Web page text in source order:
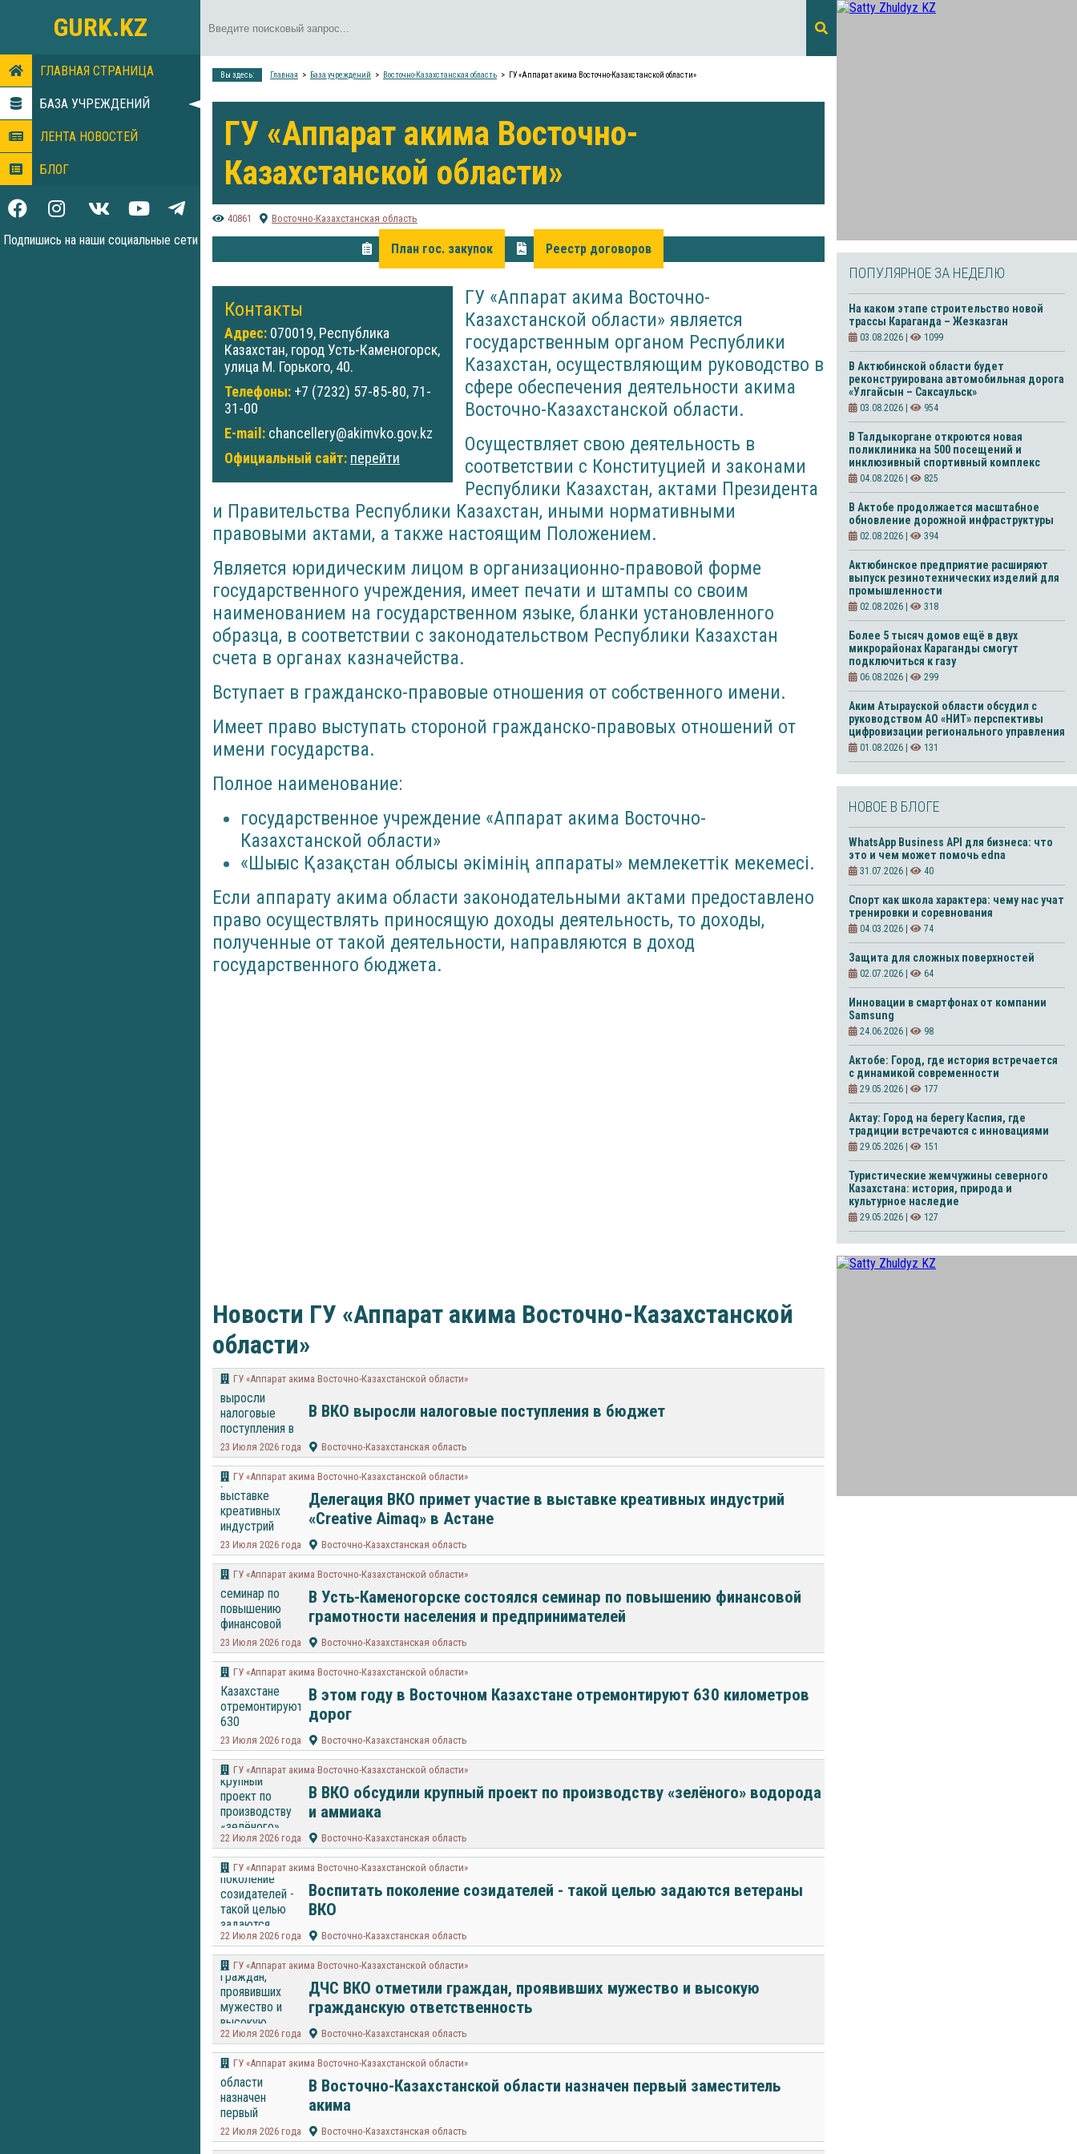
GURK.KZ
ГЛАВНАЯ СТРАНИЦА
БАЗА УЧРЕЖДЕНИЙ
ЛЕНТА НОВОСТЕЙ
БЛОГ
Подпишись на наши социальные сети
Вы здесь: Главная База учреждений Восточно-Казахстанская область ГУ «Аппарат акима Восточно-Казахстанской области»
ГУ «Аппарат акима Восточно-
Казахстанской области»
40861 Восточно-Казахстанская область
План гос. закупок Реестр договоров
Контакты
Адрес: 070019, Республика
Казахстан, город Усть-Каменогорск,
улица М. Горького, 40.
Телефоны: +7 (7232) 57-85-80, 71-
31-00
E-mail: chancellery@akimvko.gov.kz
Официальный сайт: перейти
ГУ «Аппарат акима Восточно-
Казахстанской области» является
государственным органом Республики
Казахстан, осуществляющим руководство в
сфере обеспечения деятельности акима
Восточно-Казахстанской области.
Осуществляет свою деятельность в
соответствии с Конституцией и законами
Республики Казахстан, актами Президента
и Правительства Республики Казахстан, иными нормативными
правовыми актами, а также настоящим Положением.
Является юридическим лицом в организационно-правовой форме
государственного учреждения, имеет печати и штампы со своим
наименованием на государственном языке, бланки установленного
образца, в соответствии с законодательством Республики Казахстан
счета в органах казначейства.
Вступает в гражданско-правовые отношения от собственного имени.
Имеет право выступать стороной гражданско-правовых отношений от
имени государства.
Полное наименование:
государственное учреждение «Аппарат акима Восточно-
Казахстанской области»
«Шығыс Қазақстан облысы әкімінің аппараты» мемлекеттік мекемесі.
Если аппарату акима области законодательными актами предоставлено
право осуществлять приносящую доходы деятельность, то доходы,
полученные от такой деятельности, направляются в доход
государственного бюджета.
Новости ГУ «Аппарат акима Восточно-Казахстанской
области»
ГУ «Аппарат акима Восточно-Казахстанской области»
В ВКО выросли налоговые поступления в бюджет
23 Июля 2026 года Восточно-Казахстанская область
ГУ «Аппарат акима Восточно-Казахстанской области»
Делегация ВКО примет участие в выставке креативных индустрий
«Creative Aimaq» в Астане
23 Июля 2026 года Восточно-Казахстанская область
ГУ «Аппарат акима Восточно-Казахстанской области»
В Усть-Каменогорске состоялся семинар по повышению финансовой
грамотности населения и предпринимателей
23 Июля 2026 года Восточно-Казахстанская область
ГУ «Аппарат акима Восточно-Казахстанской области»
В этом году в Восточном Казахстане отремонтируют 630 километров
дорог
23 Июля 2026 года Восточно-Казахстанская область
ГУ «Аппарат акима Восточно-Казахстанской области»
В ВКО обсудили крупный проект по производству «зелёного» водорода
и аммиака
22 Июля 2026 года Восточно-Казахстанская область
ГУ «Аппарат акима Восточно-Казахстанской области»
Воспитать поколение созидателей - такой целью задаются ветераны
ВКО
22 Июля 2026 года Восточно-Казахстанская область
ГУ «Аппарат акима Восточно-Казахстанской области»
ДЧС ВКО отметили граждан, проявивших мужество и высокую
гражданскую ответственность
22 Июля 2026 года Восточно-Казахстанская область
ГУ «Аппарат акима Восточно-Казахстанской области»
В Восточно-Казахстанской области назначен первый заместитель
акима
22 Июля 2026 года Восточно-Казахстанская область
ПОПУЛЯРНОЕ ЗА НЕДЕЛЮ
На каком этапе строительство новой
трассы Караганда – Жезказган
03.08.2026 | 1099
В Актюбинской области будет
реконструирована автомобильная дорога
«Улгайсын – Саксаульск»
03.08.2026 | 954
В Талдыкоргане откроются новая
поликлиника на 500 посещений и
инклюзивный спортивный комплекс
04.08.2026 | 825
В Актобе продолжается масштабное
обновление дорожной инфраструктуры
02.08.2026 | 394
Актюбинское предприятие расширяют
выпуск резинотехнических изделий для
промышленности
02.08.2026 | 318
Более 5 тысяч домов ещё в двух
микрорайонах Караганды смогут
подключиться к газу
06.08.2026 | 299
Аким Атырауской области обсудил с
руководством АО «НИТ» перспективы
цифровизации регионального управления
01.08.2026 | 131
НОВОЕ В БЛОГЕ
WhatsApp Business API для бизнеса: что
это и чем может помочь edna
31.07.2026 | 40
Спорт как школа характера: чему нас учат
тренировки и соревнования
04.03.2026 | 74
Защита для сложных поверхностей
02.07.2026 | 64
Инновации в смартфонах от компании
Samsung
24.06.2026 | 98
Актобе: Город, где история встречается
с динамикой современности
29.05.2026 | 177
Актау: Город на берегу Каспия, где
традиции встречаются с инновациями
29.05.2026 | 151
Туристические жемчужины северного
Казахстана: история, природа и
культурное наследие
29.05.2026 | 127